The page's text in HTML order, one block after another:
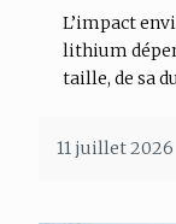
L’impact
lithium
taille, de sa
11 juillet 2026